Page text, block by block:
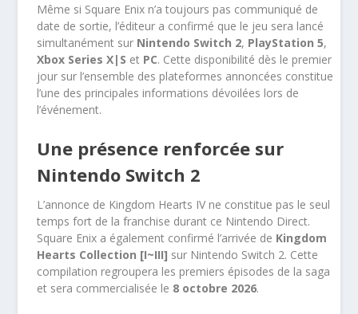
Même si Square Enix n’a toujours pas communiqué de
date de sortie, l’éditeur a confirmé que le jeu sera lancé
simultanément sur Nintendo Switch 2, PlayStation 5,
Xbox Series X|S et PC. Cette disponibilité dès le premier
jour sur l’ensemble des plateformes annoncées constitue
l’une des principales informations dévoilées lors de
l’événement.
Une présence renforcée sur
Nintendo Switch 2
L’annonce de Kingdom Hearts IV ne constitue pas le seul
temps fort de la franchise durant ce Nintendo Direct.
Square Enix a également confirmé l’arrivée de Kingdom
Hearts Collection [I~III] sur Nintendo Switch 2. Cette
compilation regroupera les premiers épisodes de la saga
et sera commercialisée le 8 octobre 2026.